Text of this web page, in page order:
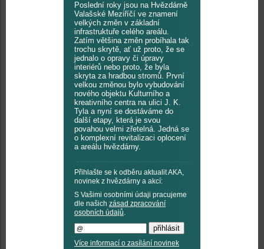
Poslední roky jsou na Hvězdárně
Valašské Meziříčí ve znamení
velkých změn v základní
infrastruktuře celého areálu.
Zatím většina změn probíhala tak
trochu skrytě, ať už proto, že se
jednalo o opravy či úpravy
interiérů nebo proto, že byla
skryta za hradbou stromů. První
velkou změnou bylo vybudování
nového objektu Kulturního a
kreativního centra na ulici J. K.
Tyla a nyní se dostáváme do
další etapy, která je svou
povahou velmi zřetelná. Jedná se
o komplexní revitalizaci oplocení
a areálu hvězdárny.
Přihlašte se k odběru aktualit AKA,
novinek z hvězdárny a akcí:
S Vašimi osobními údaji pracujeme
dle našich zásad zpracování
osobních údajů.
Více informací o zasílání novinek